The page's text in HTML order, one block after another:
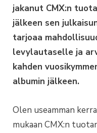
jakanut CMX:n
jälkeen sen
tarjoaa
levylautaselle ja
kahden
albumin jälkeen.
Olen useamman
mukaan CMX:n